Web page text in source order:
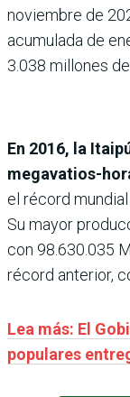
noviembre de
acumulada de
3.038 millones
En 2016, la
megavatios-
el récord
Su mayor
con 98.630.035
récord anterior,
Lea más: El
populares